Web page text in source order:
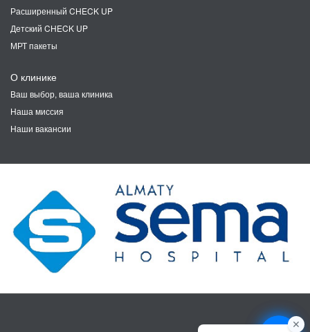
Расширенный CHECK UP
Детский CHECK UP
МРТ пакеты
О клинике
Ваш выбор, ваша клиника
Наша миссия
Наши вакансии